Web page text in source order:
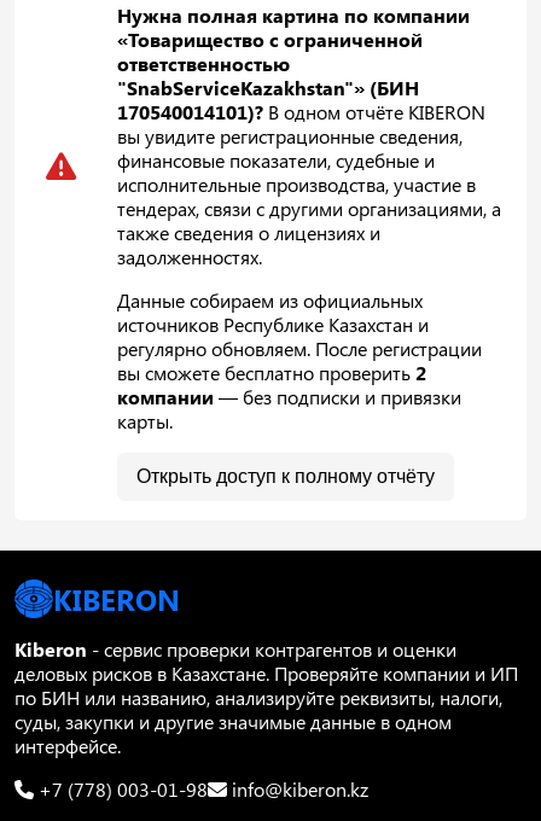
Нужна полная картина по компании
«Товарищество с ограниченной
ответственностью
"SnabServiceKazakhstan"» (БИН
170540014101)? В одном отчёте KIBERON
вы увидите регистрационные сведения,
финансовые показатели, судебные и
исполнительные производства, участие в
тендерах, связи с другими организациями, а
также сведения о лицензиях и
задолженностях.
Данные собираем из официальных
источников Республике Казахстан и
регулярно обновляем. После регистрации
вы сможете бесплатно проверить2
компании — без подписки и привязки
карты.
Открыть доступ к полному отчёту
KIBERON
Kiberon - сервис проверки контрагентов и оценки
деловых рисков в Казахстане. Проверяйте компании и ИП
по БИН или названию, анализируйте реквизиты, налоги,
суды, закупки и другие значимые данные в одном
интерфейсе.
+7 (778) 003-01-98
info@kiberon.kz